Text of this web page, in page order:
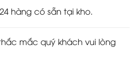
hàng có sẵn tại kho.
mắc quý khách vui lòng